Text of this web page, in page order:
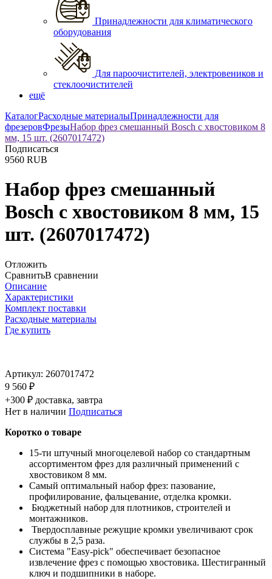
Принадлежности для климатического
оборудования
Для пароочистителей, электровеников и
стеклоочистителей
ещё
КаталогРасходные материалыПринадлежности для
фрезеровФрезыНабор фрез смешанный Bosch с хвостовиком 8
мм, 15 шт. (2607017472)
Подписаться
9560 RUB
Набор фрез смешанный
Bosch с хвостовиком 8 мм, 15
шт. (2607017472)
Отложить
СравнитьВ сравнении
Описание
Характеристики
Комплект поставки
Расходные материалы
Где купить
Артикул: 2607017472
9 560 ₽
+300 ₽ доставка, завтра
Нет в наличии Подписаться
Коротко о товаре
15-ти штучный многоцелевой набор со стандартным
ассортиментом фрез для различный применений с
хвостовиком 8 мм.
Самый оптимальный набор фрез: пазование,
профилирование, фальцевание, отделка кромки.
Бюджетный набор для плотников, строителей и
монтажников.
Твердосплавные режущие кромки увеличивают срок
службы в 2,5 раза.
Система "Easy-pick" обеспечивает безопасное
извлечение фрез с помощью хвостовика. Шестигранный
ключ и подшипники в наборе.